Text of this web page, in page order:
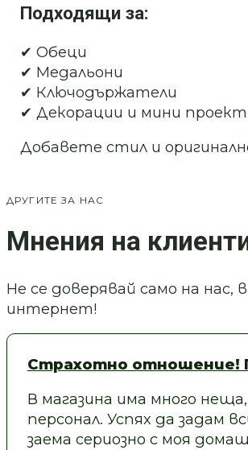
Подходящи за:
✔ Обеци
✔ Медальони
✔ Ключодържатели
✔ Декорации и мини
Добавете стил и
ДРУГИТЕ ЗА НАС
Мнения на
Не се доверявай само на
интернет!
Страхотно отношение!
В магазина има много
персонал. Успях да задам
заема сериозно с моя